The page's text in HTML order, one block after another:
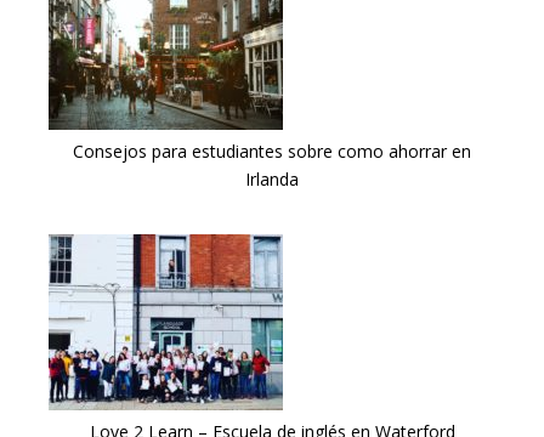
Consejos para estudiantes sobre como ahorrar en
Irlanda
Love 2 Learn – Escuela de inglés en Waterford